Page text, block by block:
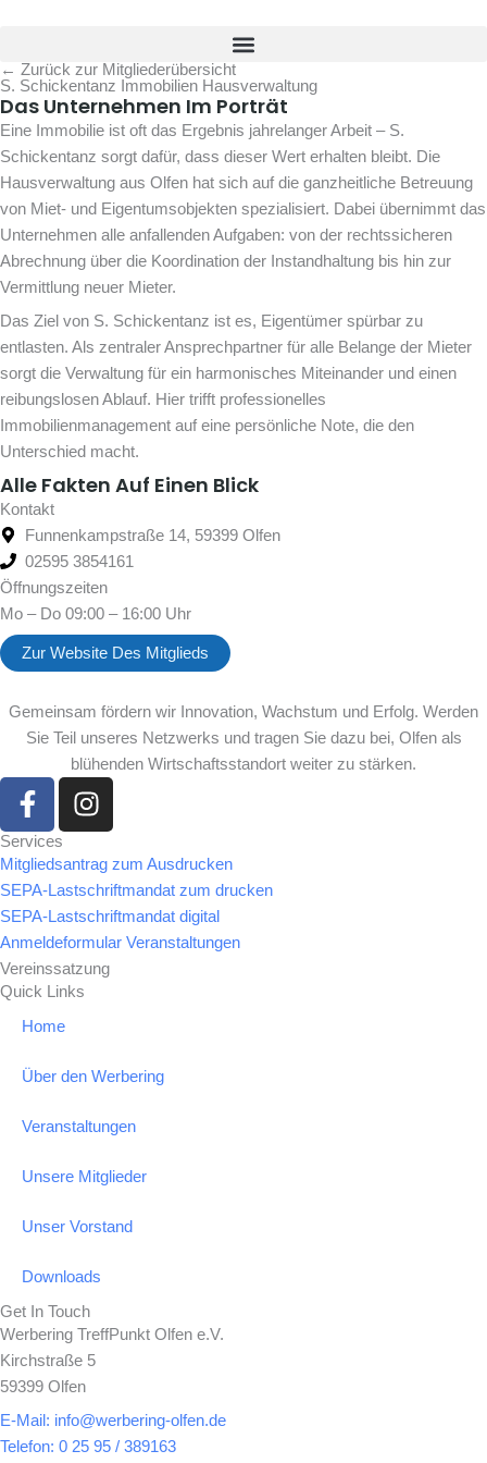
springen
← Zurück zur Mitgliederübersicht
S. Schickentanz Immobilien Hausverwaltung
Das Unternehmen Im Porträt
Eine Immobilie ist oft das Ergebnis jahrelanger Arbeit – S.
Schickentanz sorgt dafür, dass dieser Wert erhalten bleibt. Die
Hausverwaltung aus Olfen hat sich auf die ganzheitliche Betreuung
von Miet- und Eigentumsobjekten spezialisiert. Dabei übernimmt das
Unternehmen alle anfallenden Aufgaben: von der rechtssicheren
Abrechnung über die Koordination der Instandhaltung bis hin zur
Vermittlung neuer Mieter.
Das Ziel von S. Schickentanz ist es, Eigentümer spürbar zu
entlasten. Als zentraler Ansprechpartner für alle Belange der Mieter
sorgt die Verwaltung für ein harmonisches Miteinander und einen
reibungslosen Ablauf. Hier trifft professionelles
Immobilienmanagement auf eine persönliche Note, die den
Unterschied macht.
Alle Fakten Auf Einen Blick
Kontakt
Funnenkampstraße 14, 59399 Olfen
02595 3854161
Öffnungszeiten
Mo – Do 09:00 – 16:00 Uhr
Zur Website Des Mitglieds
Gemeinsam fördern wir Innovation, Wachstum und Erfolg. Werden
Sie Teil unseres Netzwerks und tragen Sie dazu bei, Olfen als
blühenden Wirtschaftsstandort weiter zu stärken.
F
a
c
e
b
o
o
k
-
f
I
n
t
a
g
r
a
Services
Mitgliedsantrag zum Ausdrucken
SEPA-Lastschriftmandat zum drucken
SEPA-Lastschriftmandat digital
Anmeldeformular Veranstaltungen
Vereinssatzung
Quick Links
Home
Über den Werbering
Veranstaltungen
Unsere Mitglieder
Unser Vorstand
Downloads
Get In Touch
Werbering TreffPunkt Olfen e.V.
Kirchstraße 5
59399 Olfen
E-Mail: info@werbering-olfen.de
Telefon: 0 25 95 / 389163